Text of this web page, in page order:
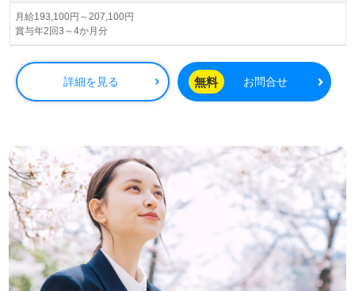
◎デイサービス、訪問看護/介護、居宅介護支援事業所併
設！ご利用者様のご要望に応じた『オーダーメイドケア』
を実現！◎
看護助手や介護職経験のある方をお迎えします。『より健
やかに、さらに豊かに』をスローガンに、ご利用者様のお
気持ちに寄り添ったケアサポートを実現される事業所様で
実現したい、介護業界でなりたい自分を目指したい』『転
職で施設形態や環境を変えて働きたい』等の方も大歓迎で
す。募集詳細等、担当コンサルタントよりご案内します。
お問い合わせも遠慮なくお願いします。
医療/福祉業界の正社員/パート求人探しは【ウィルオブ介
護】＊求人情報収集、将来的に検討の方も遠慮なく＊
LINE、メール、お電話などご希望に応じてお問い合わせ/ご
相談可能です。転職相談、求人紹介、年収交渉など完全無
月給193,100円～207,100円
賞与年2回3～4か月分
詳細を見る 無料 お問合せ